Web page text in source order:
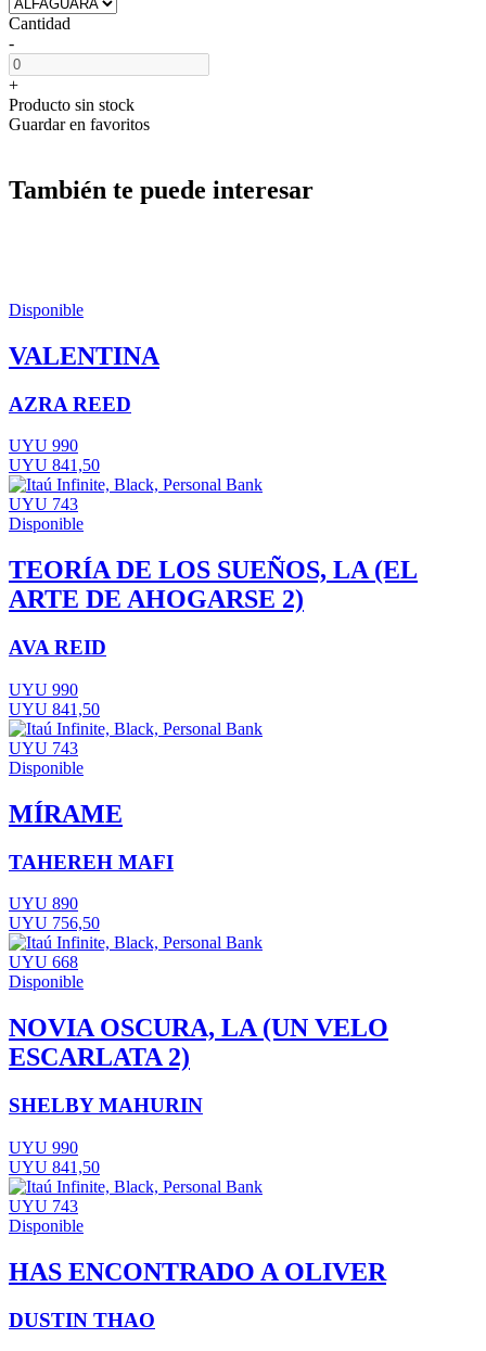
Cantidad
-
+
Producto sin stock
Guardar en favoritos
También te puede interesar
Disponible
VALENTINA
AZRA REED
UYU 990
UYU 841,50
UYU 743
Disponible
TEORÍA DE LOS SUEÑOS, LA (EL
ARTE DE AHOGARSE 2)
AVA REID
UYU 990
UYU 841,50
UYU 743
Disponible
MÍRAME
TAHEREH MAFI
UYU 890
UYU 756,50
UYU 668
Disponible
NOVIA OSCURA, LA (UN VELO
ESCARLATA 2)
SHELBY MAHURIN
UYU 990
UYU 841,50
UYU 743
Disponible
HAS ENCONTRADO A OLIVER
DUSTIN THAO